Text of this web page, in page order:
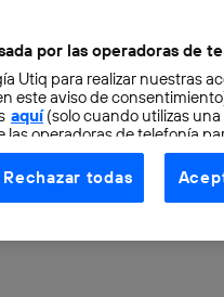
de
por las operadoras de
Utiq para realizar nuestras
este aviso de
aquí(solo cuando utilizas una
las operadoras de telefonía
como prioridad
cuenta de cliente de
Rechazar todas